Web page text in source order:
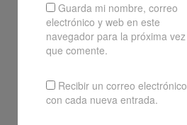
Guarda mi nombre, correo
electrónico y web en este
navegador para la próxima vez
que comente.
Recibir un correo electrónico
con cada nueva entrada.